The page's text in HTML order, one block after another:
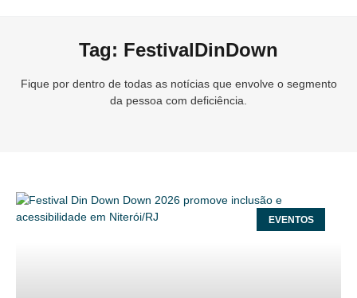
Tag: FestivalDinDown
Fique por dentro de todas as notícias que envolve o segmento
da pessoa com deficiência.
EVENTOS